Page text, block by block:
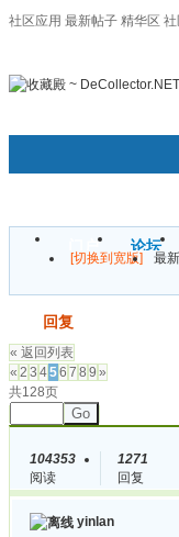
社区应用 最新帖子 精华区 社
门户 论坛
[切换到宽版] 最
回复
« 返回列表
« 2 3 456 7 8 9 »
共128页
Go
104353
阅读
1271
回复
yinlan